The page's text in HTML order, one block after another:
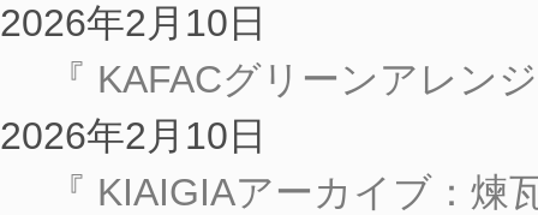
2026年2月10日
『 KAFACグリーンアレン
2026年2月10日
『 KIAIGIAアーカイブ：